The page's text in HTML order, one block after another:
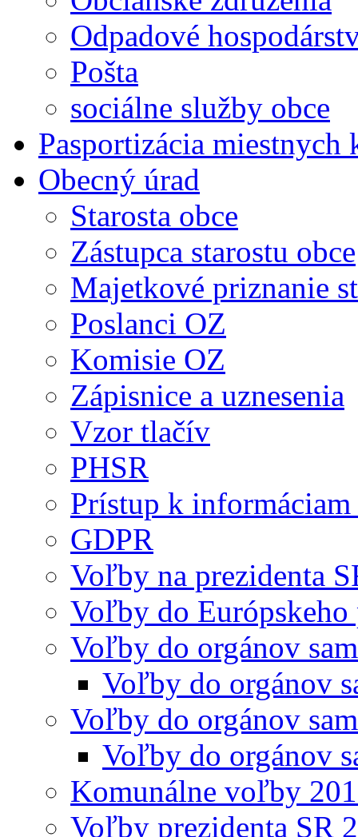
Odpadové
Pošta
sociálne služby obce
Pasportizácia
Obecný úrad
Starosta obce
Zástupca starostu obce
Majetkové priznanie
Poslanci OZ
Komisie OZ
Zápisnice a uznesenia
Vzor tlačív
PHSR
Prístup k
GDPR
Voľby na prezidenta
Voľby do Európskeho
Voľby do orgánov
Voľby do orgánov
Voľby do orgánov
Voľby do orgánov
Komunálne voľby
Voľby prezidenta SR